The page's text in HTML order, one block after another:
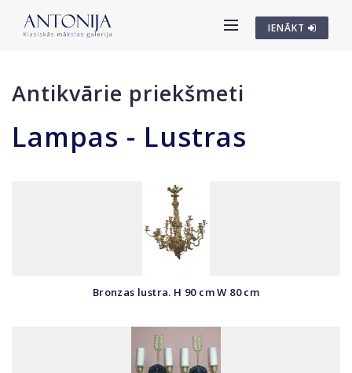
IENĀKT
Antikvārie priekšmeti
Lampas - Lustras
Bronzas lustra. H 90 cm W 80 cm